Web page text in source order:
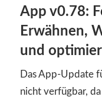
App v0.78:
Erwähnen,
und
Das App-Update
nicht verfügbar,